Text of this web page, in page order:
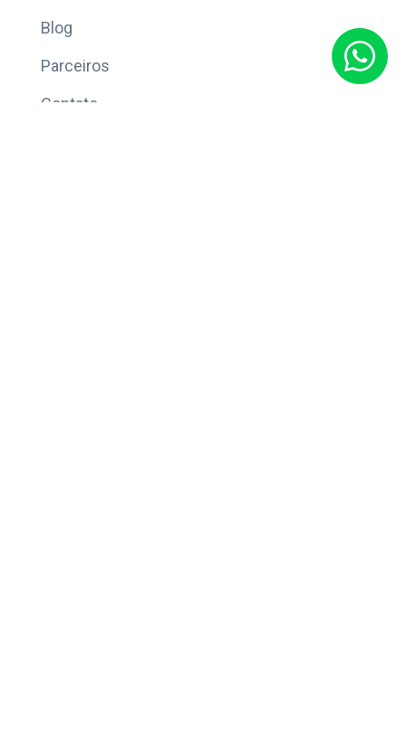
Blog
Parceiros
Contato